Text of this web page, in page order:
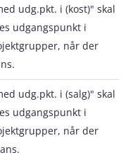
udg.pkt. i (kost)" skal
udgangspunkt i
når der
udg.pkt. i (salg)" skal
udgangspunkt i
når der